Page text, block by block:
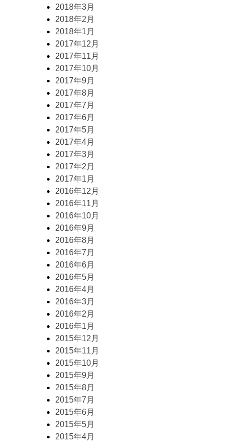
2018年3月
2018年2月
2018年1月
2017年12月
2017年11月
2017年10月
2017年9月
2017年8月
2017年7月
2017年6月
2017年5月
2017年4月
2017年3月
2017年2月
2017年1月
2016年12月
2016年11月
2016年10月
2016年9月
2016年8月
2016年7月
2016年6月
2016年5月
2016年4月
2016年3月
2016年2月
2016年1月
2015年12月
2015年11月
2015年10月
2015年9月
2015年8月
2015年7月
2015年6月
2015年5月
2015年4月